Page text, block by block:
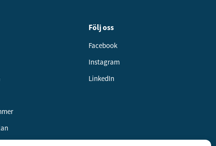
Följ oss
Facebook
Instagram
LinkedIn